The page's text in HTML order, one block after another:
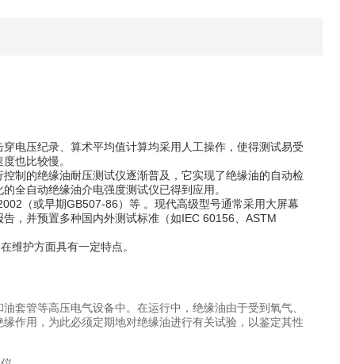
电压纪录、算术平均值计算均采用人工操作，使得测试易受
也比较慢。
制的绝缘油耐压测试仪逐渐普及，它实现了绝缘油的自动检
全自动绝缘油介电强度测试仪已得到应用。
（或早期GB507-86）等 。现代高级型号通常采用大屏幕
，并预置多种国内外测试标准（如IEC 60156、ASTM
维护方面具有一定特点。
套管等高压电气设备中。在运行中，绝缘油由于受到氧气、
作用，为此必须定期地对绝缘油进行有关试验，以鉴定其性